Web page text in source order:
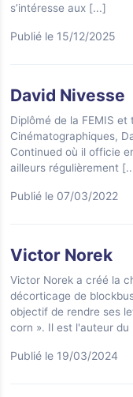
s’intéresse aux [...]
Publié le 15/12/2025
David Nivesse
Diplômé de la FEMIS et
Cinématographiques,
Continued où il officie
ailleurs régulièrement
Publié le 07/03/2022
Victor Norek
Victor Norek a créé la
décorticage de
objectif de rendre ses
corn ». Il est l'auteur du
Publié le 19/03/2024